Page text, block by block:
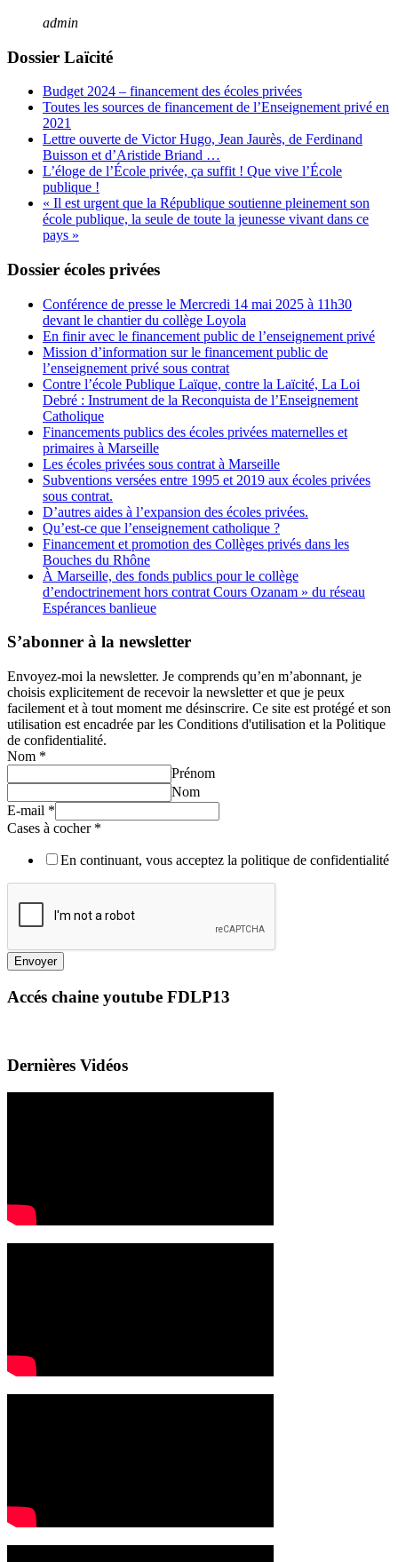
admin
Dossier Laïcité
Budget 2024 – financement des écoles privées
Toutes les sources de financement de l’Enseignement privé en
2021
Lettre ouverte de Victor Hugo, Jean Jaurès, de Ferdinand
Buisson et d’Aristide Briand …
L’éloge de l’École privée, ça suffit ! Que vive l’École
publique !
« Il est urgent que la République soutienne pleinement son
école publique, la seule de toute la jeunesse vivant dans ce
pays »
Dossier écoles privées
Conférence de presse le Mercredi 14 mai 2025 à 11h30
devant le chantier du collège Loyola
En finir avec le financement public de l’enseignement privé
Mission d’information sur le financement public de
l’enseignement privé sous contrat
Contre l’école Publique Laïque, contre la Laïcité, La Loi
Debré : Instrument de la Reconquista de l’Enseignement
Catholique
Financements publics des écoles privées maternelles et
primaires à Marseille
Les écoles privées sous contrat à Marseille
Subventions versées entre 1995 et 2019 aux écoles privées
sous contrat.
D’autres aides à l’expansion des écoles privées.
Qu’est-ce que l’enseignement catholique ?
Financement et promotion des Collèges privés dans les
Bouches du Rhône
À Marseille, des fonds publics pour le collège
d’endoctrinement hors contrat Cours Ozanam » du réseau
Espérances banlieue
S’abonner à la newsletter
Envoyez-moi la newsletter. Je comprends qu’en m’abonnant, je
choisis explicitement de recevoir la newsletter et que je peux
facilement et à tout moment me désinscrire. Ce site est protégé et son
utilisation est encadrée par les Conditions d'utilisation et la Politique
de confidentialité.
Nom *
Prénom
Nom
E-mail *
Cases à cocher *
En continuant, vous acceptez la politique de confidentialité
Envoyer
Accés chaine youtube FDLP13
Dernières Vidéos